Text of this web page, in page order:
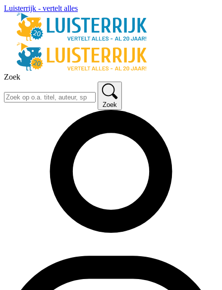
Luisterrijk - vertelt alles
Zoek
Zoek